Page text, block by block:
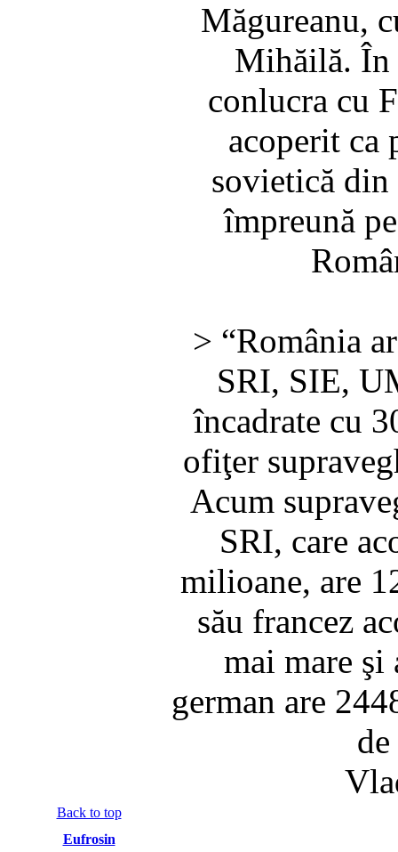
Măgureanu,
Mihăilă. În
conlucra cu
acoperit ca
sovietică din
împreună
> “România
SRI, SIE,
încadrate cu
ofiţer
Acum
SRI, care
milioane, are
său francez
mai mare
german are
Back to top
Eufrosin